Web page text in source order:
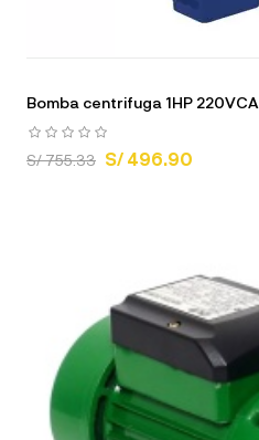
Bomba centrifuga 1HP 220VCA
S/ 755.33 S/ 496.90